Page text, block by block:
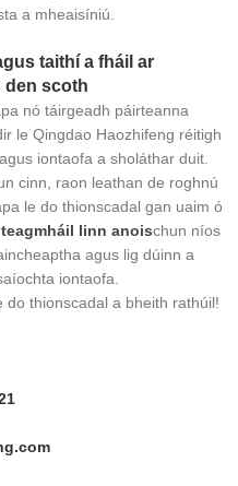
a mheaisíniú.
taithí a fháil ar
den scoth
nó táirgeadh páirteanna
le Qingdao Haozhifeng réitigh
iontaofa a sholáthar duit.
cinn, raon leathan de roghnú
le do thionscadal gan uaim ó
teagmháil linn anoischun níos
agus lig dúinn a
iontaofa.
do thionscadal a bheith rathúil!